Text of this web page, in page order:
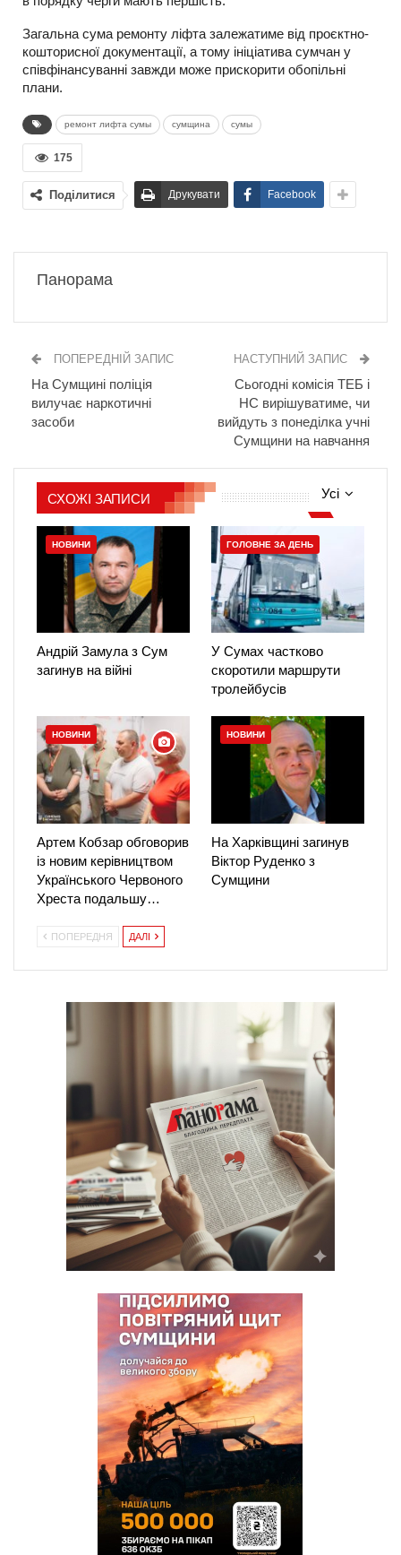
Загальна сума ремонту ліфта залежатиме від проєктно-
кошторисної документації, а тому ініціатива сумчан у
співфінансуванні завжди може прискорити обопільні
плани.
ремонт лифта сумы сумщина сумы
175
Поділитися Друкувати Facebook
Панорама
ПОПЕРЕДНІЙ ЗАПИС
На Сумщині поліція
вилучає наркотичні
засоби
НАСТУПНИЙ ЗАПИС
Сьогодні комісія ТЕБ і
НС вирішуватиме, чи
вийдуть з понеділка учні
Сумщини на навчання
Усі
СХОЖІ ЗАПИСИ
НОВИНИ
Андрій Замула з Сум
загинув на війні
ГОЛОВНЕ ЗА ДЕНЬ
У Сумах частково
скоротили маршрути
тролейбусів
НОВИНИ
Артем Кобзар обговорив
із новим керівництвом
Українського Червоного
Хреста подальшу…
НОВИНИ
На Харківщині загинув
Віктор Руденко з
Сумщини
ПОПЕРЕДНЯ ДАЛІ